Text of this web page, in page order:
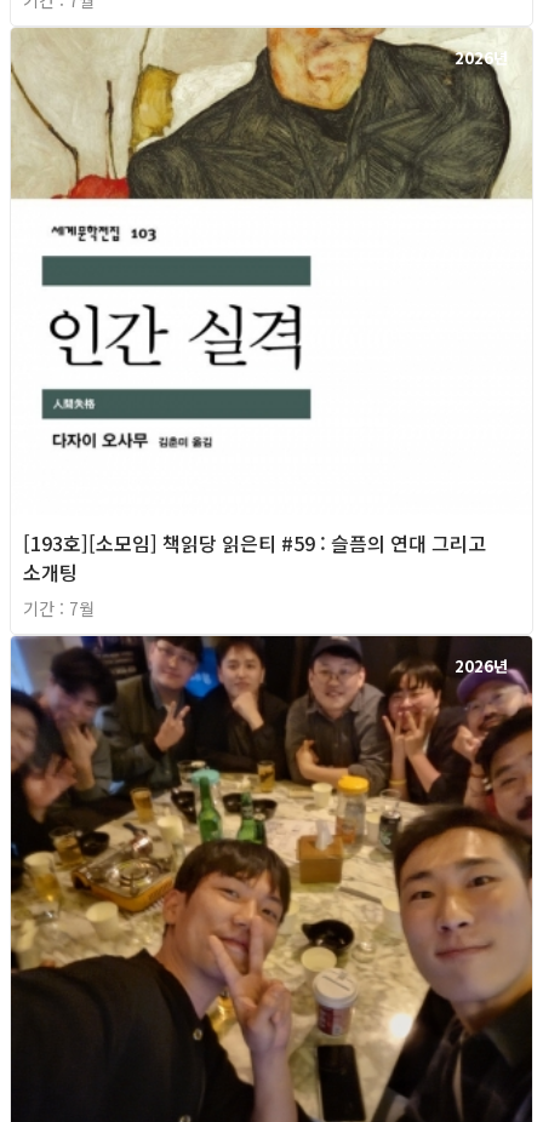
2026년
[193호][소모임] 책읽당 읽은티 #59 : 슬픔의 연대 그리고
소개팅
기간 : 7월
2026년